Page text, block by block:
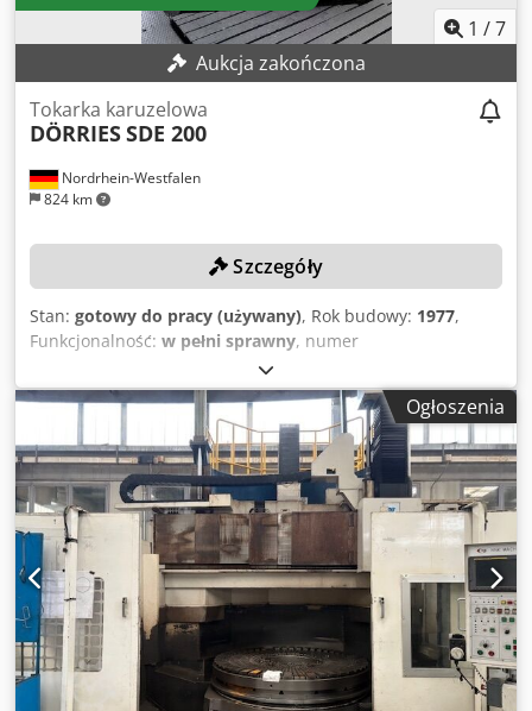
1 /7
Aukcja zakończona
Nordrhein-Westfalen
824 km
Tokarka karuzelowa
DÖRRIESSDE 200
Szczegóły
Stan: gotowy do pracy (używany), Rok budowy: 1977,
Funkcjonalność: w pełni sprawny, numer
K 240/50 662
mm, waga przedmiotu obrabianego (maks.):20 000 kg,
średnica toczenia:
2 200 mm
, średnica tarczy czołowej:
2 000 mm, Brak ceny minimalnej – gwarantowana
sprzedaż za najwyższą ofertę! Maszyna została
wyremontowana w latach 2012–2016! 2012: -
Zamontowanie cyfrowego systemu pomiarowego (Positip
880) - Nowa taśma zaciskowa - Nowe przełączniki wyboru
2015: - Wymiana sprzęgieł kierunkowych osi X - Ustawienie
klinów i nakrętek obu suportów 2016: - Wszystkie sprzęgła
w napędzie głównym zostały przeszlifowane - Wszystkie
łożyska napędu głównego, w tym zasilanie prądowe, zostały
wymienione - Wymiana wału wejściowego - Kilka
kompletów lameli - Nowe koło czołowe itp. DANE
Ogłoszenia